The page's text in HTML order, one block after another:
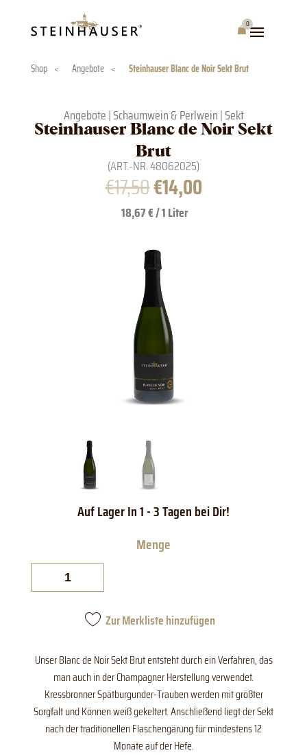
0
Warenkorb
Shop < Angebote < Steinhauser Blanc de Noir Sekt Brut
Angebote|Schaumwein & Perlwein|Sekt
Steinhauser Blanc de Noir Sekt
Brut
(ART.-NR.48062025)
€17,50Ursprünglicher
Preis
war:
€17,50
€14,00Aktueller
Preis
18,67 € / 1 Liter
Zur Merkliste hinzufügen
Unser Blanc de Noir Sekt Brut entsteht durch ein Verfahren, das
man auch in der Champagner Herstellung verwendet.
Kressbronner Spätburgunder-Trauben werden mit größter
Sorgfalt und Können weiß gekeltert. Anschließend liegt der Sekt
nach der traditionellen Flaschengärung für mindestens 12
Monate auf der Hefe.